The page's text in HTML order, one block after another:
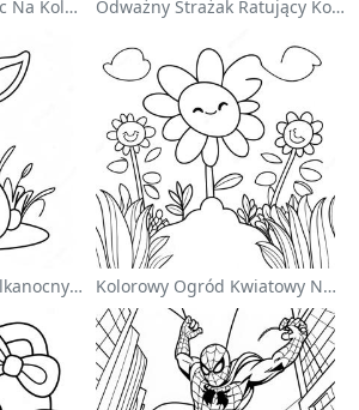
Magiczny Jednorożec Na Kolorowance Z Tęczą Odważny Strażak Ratujący Kota - Kolorowanka
Uroczy Zajączek Wielkanocny Na Kolorowance Kolorowy Ogród Kwiatowy Na Kolorowance